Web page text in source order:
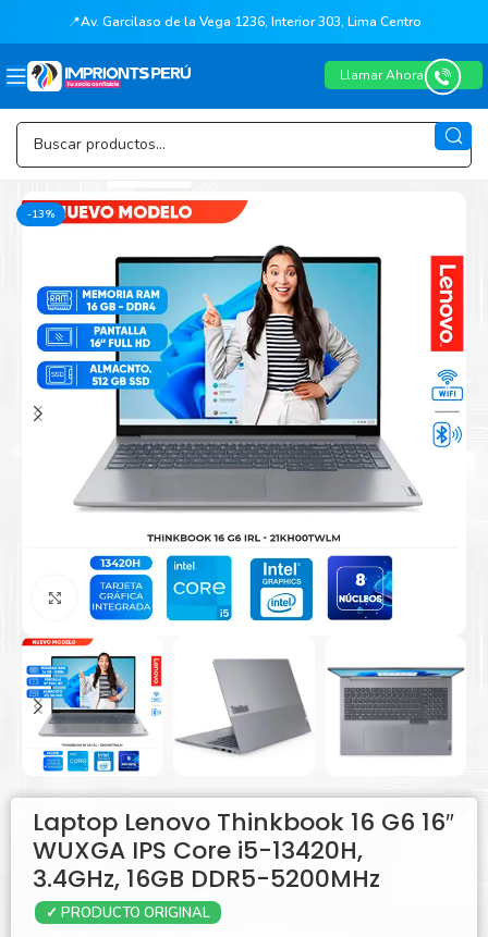
📍Av. Garcilaso de la Vega 1236, Interior 303, Lima Centro
Llamar Ahora
-13%
Agrandar
Laptop Lenovo Thinkbook 16 G6 16″
WUXGA IPS Core i5-13420H,
3.4GHz, 16GB DDR5-5200MHz
✓ PRODUCTO ORIGINAL